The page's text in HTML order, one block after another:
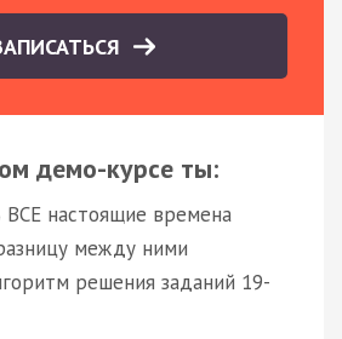
демо-курсе ты:
ВСЕ настоящие времена
между ними
решения заданий 19-